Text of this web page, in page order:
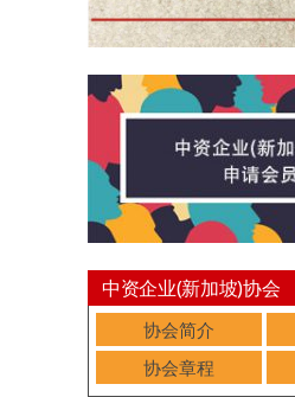
中资企业(新加坡)协会
协会简介
协会章程